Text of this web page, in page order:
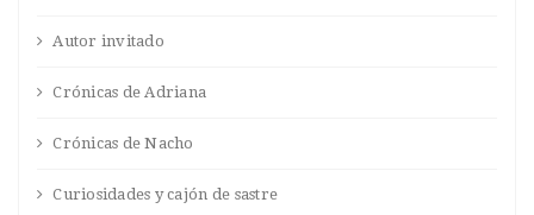
Autor invitado
Crónicas de Adriana
Crónicas de Nacho
Curiosidades y cajón de sastre